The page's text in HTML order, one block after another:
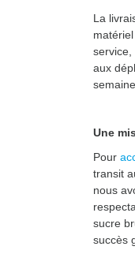
La
service,
aux
Une
Pour
transit
nous
sucre
succès